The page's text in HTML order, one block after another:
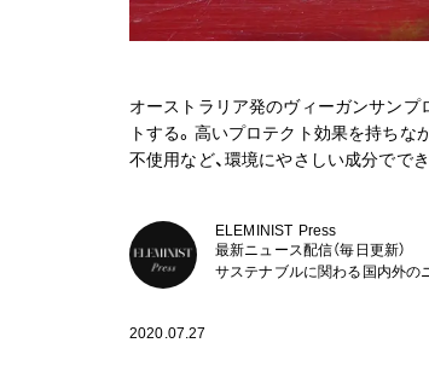
オーストラリア発のヴィーガンサンプ
トする。高いプロテクト効果を持ちな
不使用など、環境にやさしい成分ででき
ELEMINIST Press
最新ニュース配信（毎日更新）
サステナブルに関わる国内外の
2020.07.27